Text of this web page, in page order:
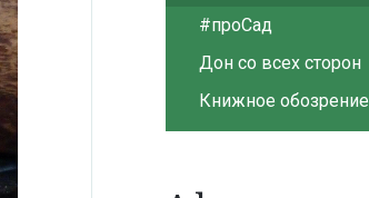
#проСад
Дон со всех сторон
Книжное обозрение